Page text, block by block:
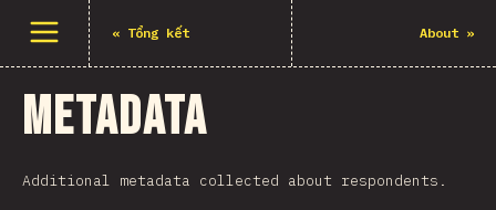
Mở menu « Tổng kết About »
Metadata
Additional metadata collected about respondents.